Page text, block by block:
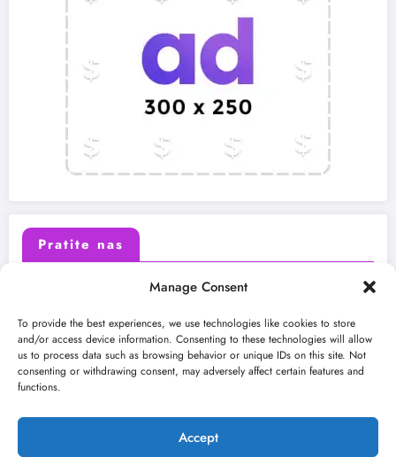
Manage Consent
To provide the best experiences, we use technologies like cookies to store
and/or access device information. Consenting to these technologies will allow
us to process data such as browsing behavior or unique IDs on this site. Not
consenting or withdrawing consent, may adversely affect certain features and
functions.
Accept
Pratite nas
Instagram Youtube